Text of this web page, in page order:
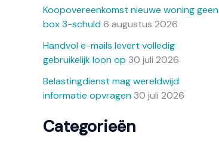
Koopovereenkomst nieuwe woning geen
box 3-schuld6 augustus 2026
Handvol e-mails levert volledig
gebruikelijk loon op 30 juli 2026
Belastingdienst mag wereldwijd
informatie opvragen 30 juli 2026
Categorieën